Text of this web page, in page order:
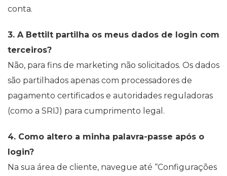
conta.
3. A Bettilt partilha os meus dados de login com
terceiros?
Não, para fins de marketing não solicitados. Os dados
são partilhados apenas com processadores de
pagamento certificados e autoridades reguladoras
(como a SRIJ) para cumprimento legal.
4. Como altero a minha palavra-passe após o
login?
Na sua área de cliente, navegue até “Configurações